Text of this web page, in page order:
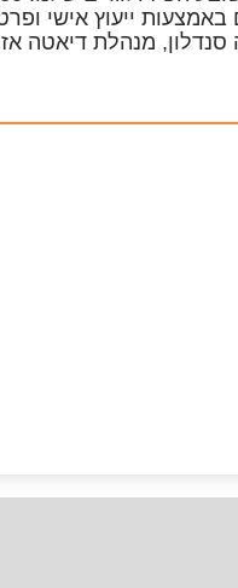
באמצעות ייעוץ אישי
סנדלון, מנהלת דיאטה